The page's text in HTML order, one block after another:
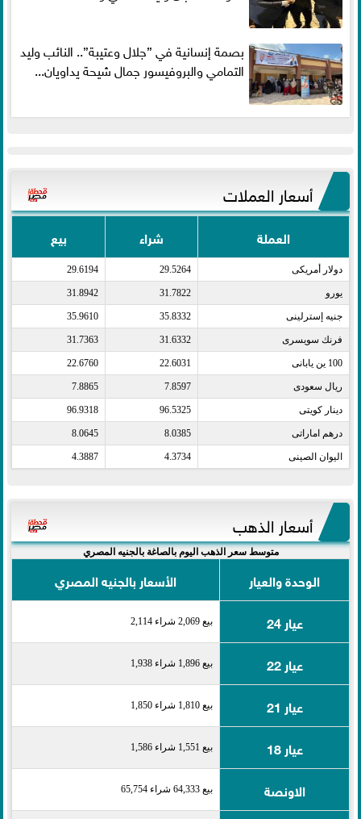
بصمة إنسانية في ”جلال وعتيبة”.. النائب وليد
التمامي والبروفيسور جمال شيحة يداويان...
أسعار العملات
العملة شراء بيع
دولار أمريكى​ 29.5264
29.6194
يورو​ 31.7822
31.8942
جنيه إسترلينى​ 35.8332
35.9610
فرنك سويسرى​ 31.6332
31.7363
100 ين يابانى​ 22.6031
22.6760
ريال سعودى​ 7.8597
7.8865
دينار كويتى​ 96.5325
96.9318
درهم اماراتى​ 8.0385
8.0645
اليوان الصينى​ 4.3734
4.3887
أسعار الذهب
متوسط سعر الذهب اليوم بالصاغة بالجنيه المصري
الوحدة والعيار
الأسعار بالجنيه المصري
عيار 24
بيع 2,069 شراء 2,114
عيار 22 بيع 1,896 شراء 1,938
عيار 21 بيع 1,810 شراء 1,850
عيار 18 بيع 1,551 شراء 1,586
الاونصة بيع 64,333 شراء 65,754